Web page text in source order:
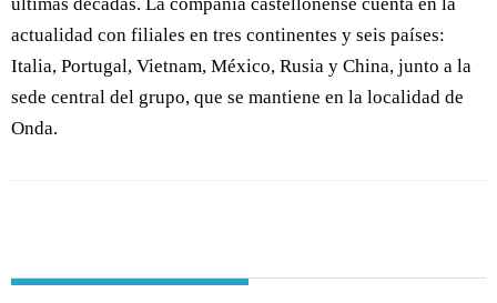
actualidad con filiales en tres continentes y seis países:
Italia, Portugal, Vietnam, México, Rusia y China, junto a la
sede central del grupo, que se mantiene en la localidad de
Onda.